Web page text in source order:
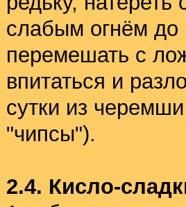
слабым огнём до
перемешать с
впитаться и
сутки из
"чипсы").
2.4. Кисло-